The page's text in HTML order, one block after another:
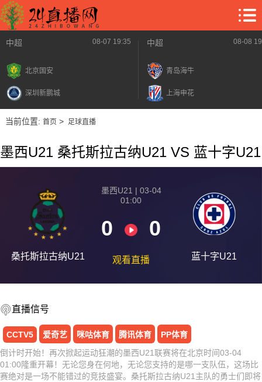
中超 08-07 19:35
北京国安
深圳新鹏城
中超 08-08
青岛海牛
上海申花
当前位置: 首页> 足球直播
墨西U21 桑托斯拉古纳U21 VS 蓝十字U21
桑托斯拉古纳U21
墨西U21 | 03-04
01:00
0 0
观看直播 蓝十字U21
直播信号
CCTV5 爱奇艺 咪咕体育 腾讯体育
PP体育
倒计时开始！再次掀起运动狂潮的墨西U21联赛将在北京时间03-04
01:00隆重开幕！无论您身在何地，无论您支持的是哪一支队伍，这场比
赛绝对是一场不能错过的竞技盛宴。桑托斯拉古纳U21主队的勇士们即将